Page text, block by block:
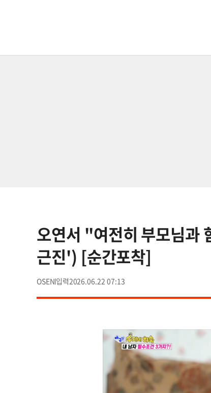
오연서 "여전히 부모님
근진') [순간포착]
OSEN 2026.06.22 07:13